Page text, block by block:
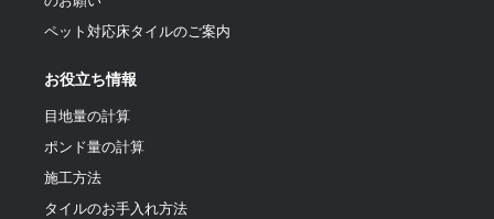
ペット対応床タイルのご案内
お役立ち情報
目地量の計算
ポンド量の計算
施工方法
タイルのお手入れ方法